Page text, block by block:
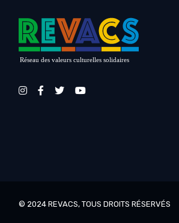
Réseau des valeurs culturelles solidaires
© 2024REVACS, TOUS DROITS RÉSERVÉS